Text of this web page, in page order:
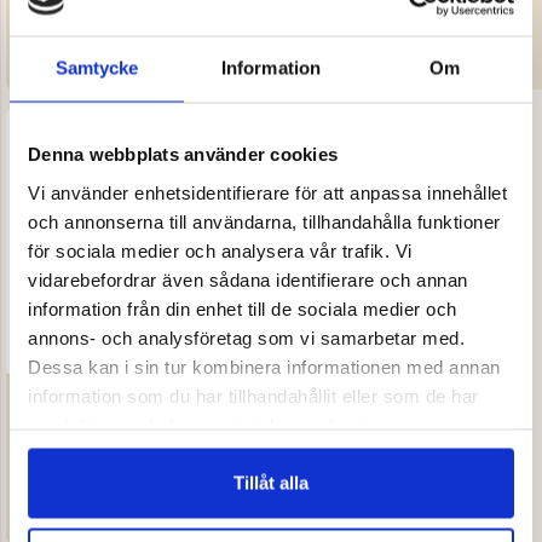
Samtycke Information Om
Denna webbplats använder cookies
Vi använder enhetsidentifierare för att anpassa innehållet
och annonserna till användarna, tillhandahålla funktioner
för sociala medier och analysera vår trafik. Vi
vidarebefordrar även sådana identifierare och annan
information från din enhet till de sociala medier och
annons- och analysföretag som vi samarbetar med.
Dessa kan i sin tur kombinera informationen med annan
information som du har tillhandahållit eller som de har
Tillåt alla
HERR HERR
TERMOBYXA MED HÄNGSLE